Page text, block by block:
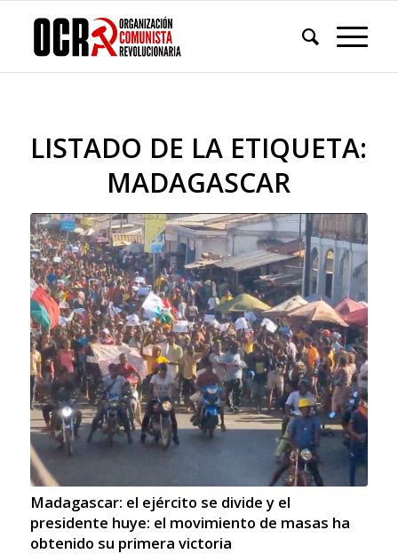
LISTADO DE LA ETIQUETA:
MADAGASCAR
Madagascar: el ejército se divide y el
presidente huye: el movimiento de masas ha
obtenido su primera victoria